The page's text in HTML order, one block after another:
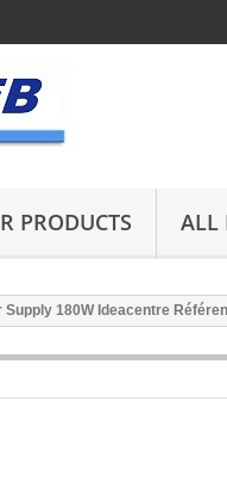
PRODUCTS ALL
Supply 180W Ideacentre